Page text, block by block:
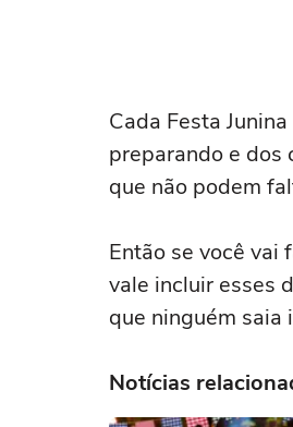
Cada Festa
preparando e dos
que não podem
Então se você vai
vale incluir esses
que ninguém saia
Notícias